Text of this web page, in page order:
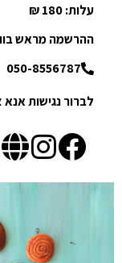
עלות: 180 ₪
ההרשמה מראש
050-8556787
לברור נגישות אנא